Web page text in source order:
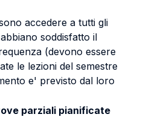
accedere a tutti gli
soddisfatto il
(devono essere
le lezioni del semestre
e' previsto dal loro
parziali pianificate